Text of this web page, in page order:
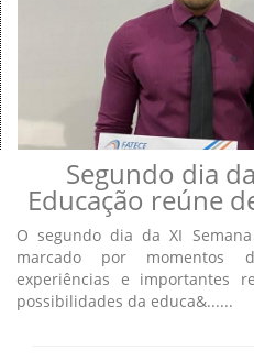
Segundo dia
Educação reúne
O segundo dia da XI
marcado por momentos
experiências e importantes
possibilidades da educa&......